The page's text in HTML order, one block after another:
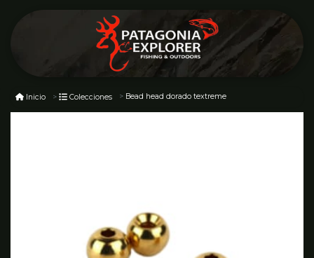
Inicio Colecciones Bead head dorado textreme